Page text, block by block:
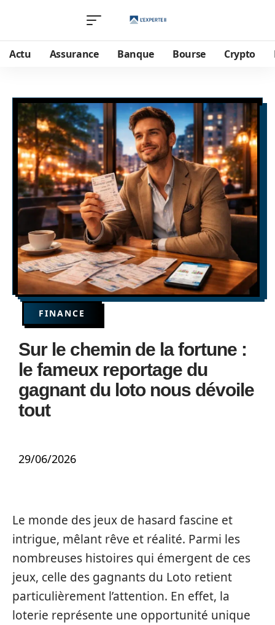
Actu Assurance Banque Bourse Crypto
FINANCE
Sur le chemin de la fortune :
le fameux reportage du
gagnant du loto nous dévoile
tout
29/06/2026
Le monde des jeux de hasard fascine et
intrigue, mêlant rêve et réalité. Parmi les
nombreuses histoires qui émergent de ces
jeux, celle des gagnants du Loto retient
particulièrement l’attention. En effet, la
loterie représente une opportunité unique